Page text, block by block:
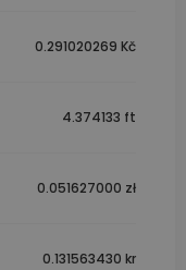
0.291020269 Kč
4.374133 ft
0.051627000 zł
0.131563430 kr